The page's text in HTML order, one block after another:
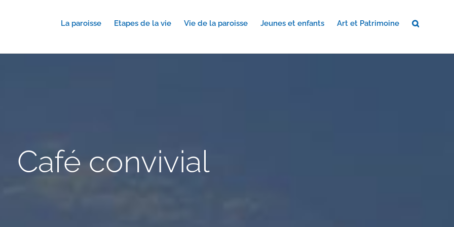
La paroisse Etapes de la vie Vie de la paroisse Jeunes et enfants Art et Patrimoine
Café convivial